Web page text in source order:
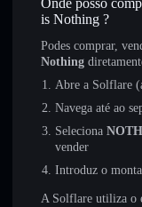
Onde posso
is Nothing ?
Podes comprar,
Nothing
Abre a Solflare
Navega até ao
Seleciona
vender
Introduz o
A Solflare utiliza o